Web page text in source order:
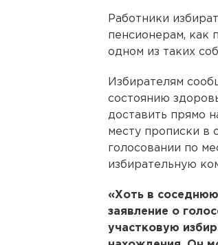
Работники
пенсионерам, как
одном из таких
Избирателям
состоянию
доставить прямо
месту прописки в
голосовании по
избирательную
«Хоть в
заявление о
участковую